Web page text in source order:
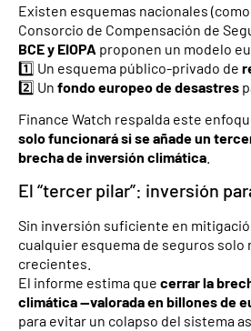
Existen esquemas nacionales (como
Consorcio de Compensación de
BCE y EIOPA proponen un modelo
1️⃣ Un esquema público-privado de
2️⃣ Un fondo europeo de desastres
Finance Watch respalda este
solo funcionará si se añade un
brecha de inversión climática
El “tercer pilar”: inversión
Sin inversión suficiente en
cualquier esquema de seguros
crecientes.
El informe estima que cerrar la
climática —valorada en billones de
para evitar un colapso del sistema